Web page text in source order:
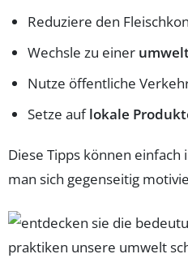
Reduziere den
Wechsle zu einer
Nutze öffentliche
Setze auflokale
Diese Tipps können
man sich gegenseitig